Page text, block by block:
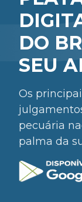
DO
SEU
Os
pecuária
palma da